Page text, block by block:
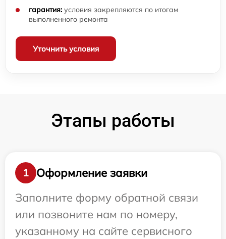
гарантия: условия закрепляются по итогам
выполненного ремонта
Уточнить условия
Этапы работы
1
Оформление заявки
Заполните форму обратной связи
или позвоните нам по номеру,
указанному на сайте сервисного